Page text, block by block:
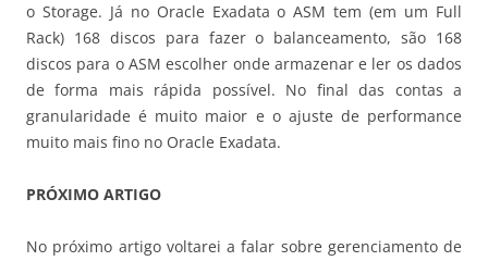
o Storage. Já no Oracle Exadata o ASM tem (em um Full
Rack) 168 discos para fazer o balanceamento, são 168
discos para o ASM escolher onde armazenar e ler os dados
de forma mais rápida possível. No final das contas a
granularidade é muito maior e o ajuste de performance
muito mais fino no Oracle Exadata.
PRÓXIMO ARTIGO
No próximo artigo voltarei a falar sobre gerenciamento de